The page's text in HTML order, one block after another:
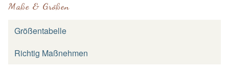
Maße & Größen
Größentabelle
Richtig Maßnehmen